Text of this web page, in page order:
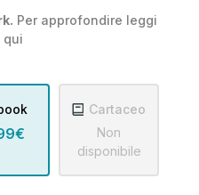
Per approfondire leggi
qui
Cartaceo
Non
disponibile